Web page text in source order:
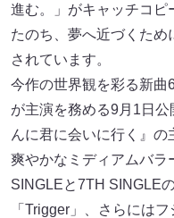
進む。」がキャッチコピ
たのち、夢へ近づくため
されています。
今作の世界観を彩る新曲
が主演を務める9月1日
んに君に会いに行く』
爽やかなミディアムバラ
SINGLEと7TH SINGLE
「Trigger」、さらには